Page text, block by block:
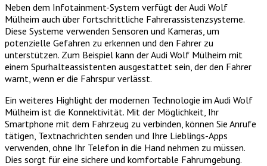
Neben dem Infotainment-System verfügt der Audi Wolf
Mülheim auch über fortschrittliche Fahrerassistenzsysteme.
Diese Systeme verwenden Sensoren und Kameras, um
potenzielle Gefahren zu erkennen und den Fahrer zu
unterstützen. Zum Beispiel kann der Audi Wolf Mülheim mit
einem Spurhalteassistenten ausgestattet sein, der den Fahrer
warnt, wenn er die Fahrspur verlässt.
Ein weiteres Highlight der modernen Technologie im Audi Wolf
Mülheim ist die Konnektivität. Mit der Möglichkeit, Ihr
Smartphone mit dem Fahrzeug zu verbinden, können Sie Anrufe
tätigen, Textnachrichten senden und Ihre Lieblings-Apps
verwenden, ohne Ihr Telefon in die Hand nehmen zu müssen.
Dies sorgt für eine sichere und komfortable Fahrumgebung.